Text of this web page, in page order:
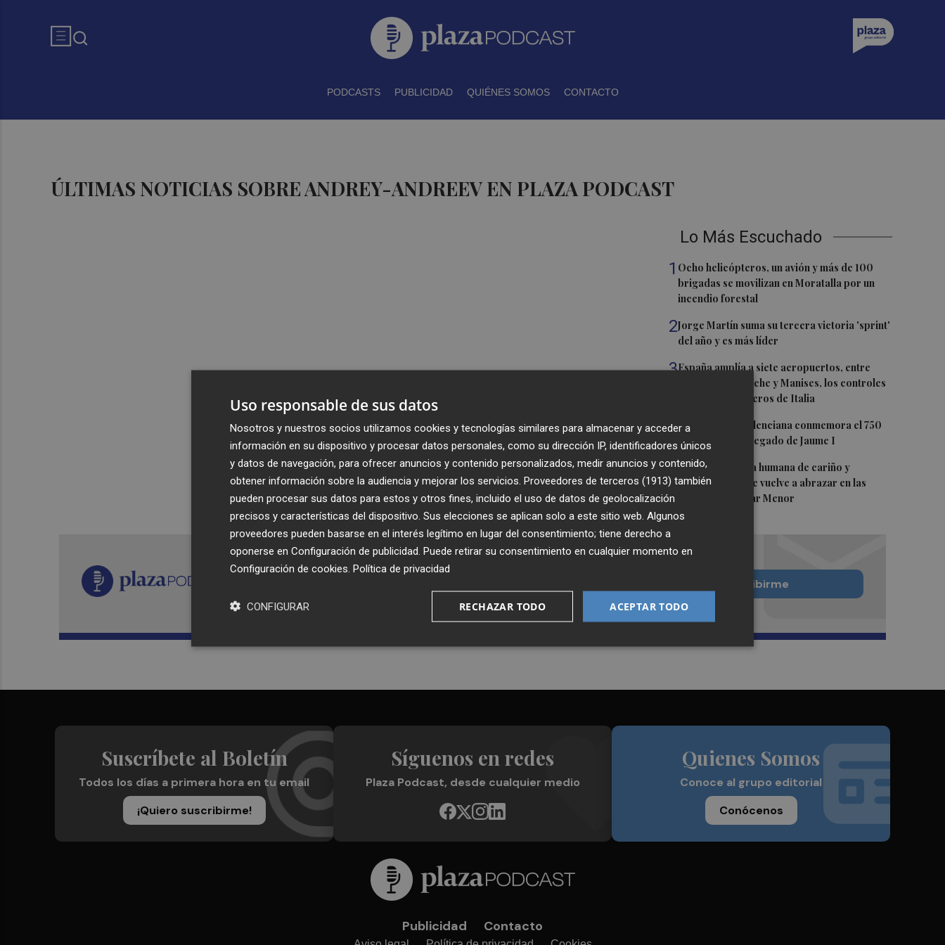
PODCASTS PUBLICIDAD QUIÉNES SOMOS CONTACTO
ÚLTIMAS NOTICIAS SOBRE ANDREY-ANDREEV EN PLAZA PODCAST
Lo Más Escuchado
1 Ocho helicópteros, un avión y más de 100
brigadas se movilizan en Moratalla por un
incendio forestal
2Jorge Martín suma su tercera victoria 'sprint'
del año y es más líder
3España amplía a siete aeropuertos, entre
ellos Alicante-Elche y Manises, los controles
aleatorios a viajeros de Italia
4La Biblioteca Valenciana conmemora el 750
aniversario del legado de Jaume I
5Una gran cadena humana de cariño y
reivindicación se vuelve a abrazar en las
playas por el Mar Menor
Recibe toda la actualidad de
Plaza Podcast en tu correo
Quiero suscribirme
Suscríbete al Boletín
Todos los días a primera hora en tu email
¡Quiero suscribirme!
Síguenos en redes
Plaza Podcast, desde cualquier medio
Quienes Somos
Conoce al grupo editorial
Conócenos
Publicidad Contacto
Uso responsable de sus datos
Nosotros y nuestros socios utilizamos cookies y tecnologías similares para almacenar y acceder a
información en su dispositivo y procesar datos personales, como su dirección IP, identificadores únicos
y datos de navegación, para ofrecer anuncios y contenido personalizados, medir anuncios y contenido,
obtener información sobre la audiencia y mejorar los servicios. Proveedores de terceros (1913) también
pueden procesar sus datos para estos y otros fines, incluido el uso de datos de geolocalización
precisos y características del dispositivo. Sus elecciones se aplican solo a este sitio web. Algunos
proveedores pueden basarse en el interés legítimo en lugar del consentimiento; tiene derecho a
oponerse en Configuración de publicidad . Puede retirar su consentimiento en cualquier momento en
Configuración de cookies Política de privacidad
ACEPTAR TODO
RECHAZAR TODO
CONFIGURAR